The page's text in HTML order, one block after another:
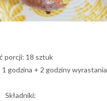
porcji: 18 sztuk
godzina + 2 godziny wyrastania
Składniki: